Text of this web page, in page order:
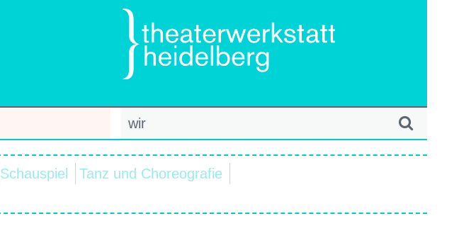
wir
Schauspiel
Tanz und Choreografie